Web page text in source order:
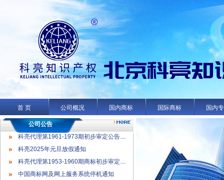
首 页 公司概况 国内商标 国际商标 国内
公司公告
科亮代理第1953-1960期商标初步审定公告名录
中国商标网及网上服务系统停机通知
科亮2025国庆放假通知
科亮代理第1961-1973期初步审定公告名录
科亮2025年元旦放假通知
科亮代理第1953-1960期商标初步审定公告名录
中国商标网及网上服务系统停机通知